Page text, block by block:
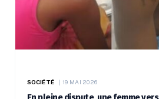
SOCIÉTÉ 19 MAI 2026